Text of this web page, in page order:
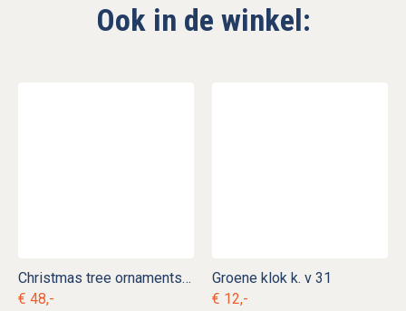
Ook in de winkel:
Christmas tree ornaments kerstballen in doos k. bg 6
€ 48,-
Groene klok k. v 31
€ 12,-